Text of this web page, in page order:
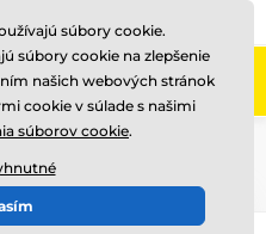
+421220255160
súbory cookie.
súbory cookie na zlepšenie
našich webových stránok
cookie v súlade s našimi
súborov cookie.